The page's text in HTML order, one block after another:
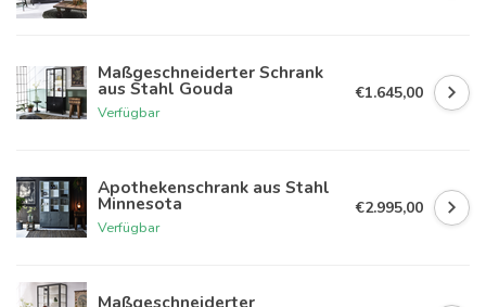
Maßgeschneiderter Schrank
aus Stahl Gouda
Verfügbar
€1.645,00
Apothekenschrank aus Stahl
Minnesota
Verfügbar
€2.995,00
Maßgeschneiderter